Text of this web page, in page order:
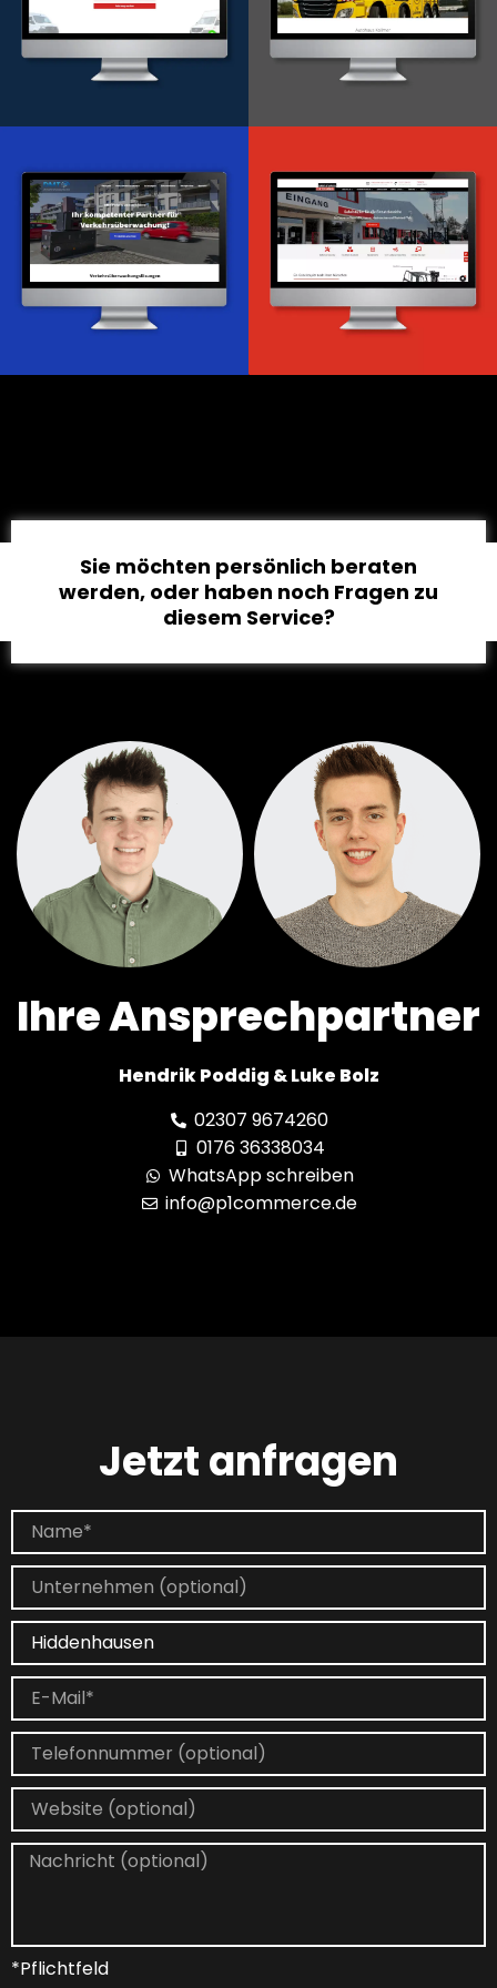
WordPress Entwicklung
Webdesign & -entwicklung
Sie möchten persönlich beraten
werden, oder haben noch Fragen zu
diesem Service?
Ihre Ansprechpartner
Hendrik Poddig & Luke Bolz
02307 9674260
0176 36338034
WhatsApp schreiben
info@p1commerce.de
Jetzt anfragen
*Pflichtfeld